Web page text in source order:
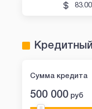
83.00
Сумма кредита
500 000 руб